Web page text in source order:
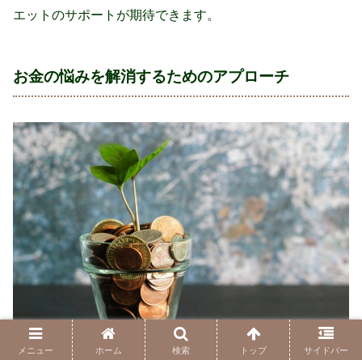
エットのサポートが期待できます。
お金の悩みを解消するためのアプローチ
メニュー ホーム 検索 トップ サイドバー